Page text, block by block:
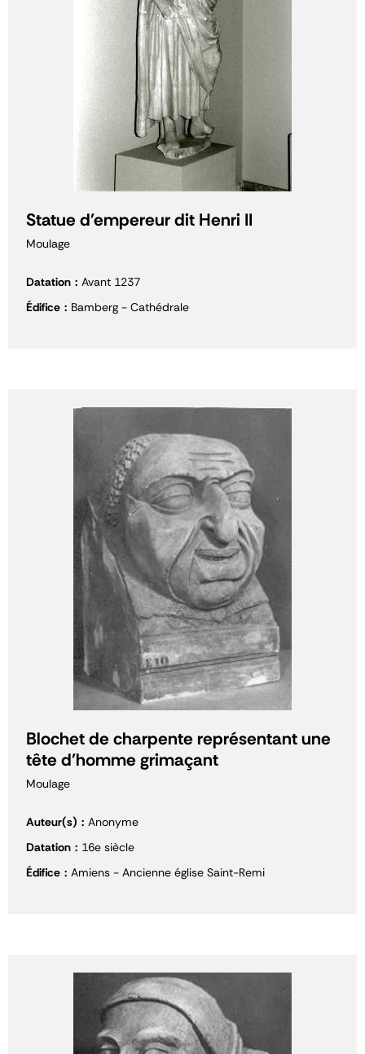
Statue d'empereur dit Henri II
Moulage
Datation
Avant 1237
Édifice
Bamberg - Cathédrale
Blochet de charpente représentant une
tête d'homme grimaçant
Moulage
Auteur(s)
Anonyme
Datation
16e siècle
Édifice
Amiens - Ancienne église Saint-Remi